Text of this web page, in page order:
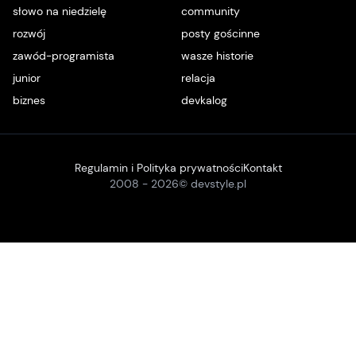
słowo na niedzielę
community
rozwój
posty gościnne
zawód-programista
wasze historie
junior
relacja
biznes
devkalog
2008 - 2026© devstyle.pl
Regulamin i Polityka prywatnościKontakt